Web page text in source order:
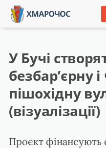
У Бучі
безбар’єрну
пішохідну
(візуалізації)
Проєкт фінансують